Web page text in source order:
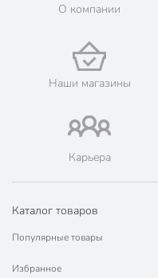
Вес в упаковке
Габариты упаковки
О компании
Наши магазины
Карьера
Каталог товаров
Популярные товары
Избранное